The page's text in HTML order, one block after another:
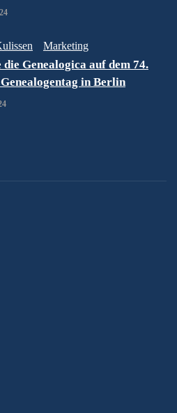
Marketing
die Genealogica auf dem 74.
in Berlin